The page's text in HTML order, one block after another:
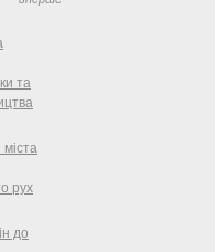
та
міста
рух
до